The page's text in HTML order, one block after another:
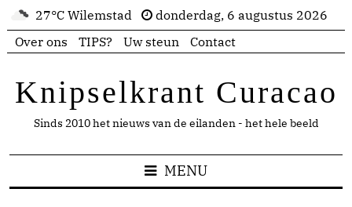
27°C Wilemstad
donderdag, 6 augustus 2026
Over ons
TIPS? Uw steun Contact
Knipselkrant Curacao
Sinds 2010 het nieuws van de eilanden - het hele beeld
MENU